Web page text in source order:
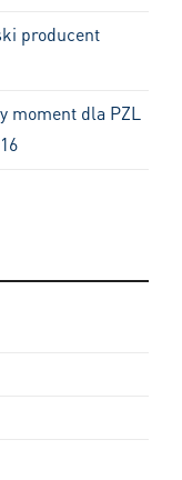
producent
moment dla PZL